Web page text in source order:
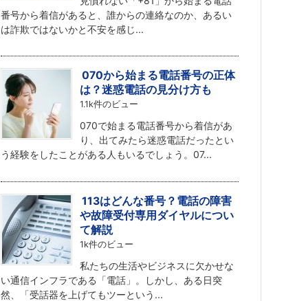
番号から着信があると、誰からの連絡なのか、あるい
は詐欺ではないかと不安を感じ...
070から始まる電話番号の正体
は？迷惑電話の見分け方も
1.1k件のビュー
070で始まる電話番号から着信があ
り、出てみたら迷惑電話だったとい
う経験をしたことがある人もいるでしょう。07...
113はどんな番号？電話の障害
や故障受付専用ダイヤルについ
て解説
1k件のビュー
私たちの生活やビジネスに欠かせな
い通信インフラである「電話」。しかし、ある日突
然、「受話器を上げてもツーという...